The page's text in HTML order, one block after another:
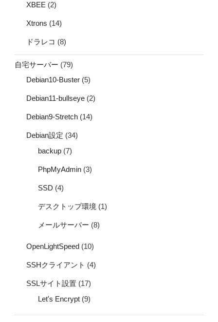
XBEE (2)
Xtrons (14)
ドラレコ (8)
自宅サーバー (79)
Debian10-Buster (5)
Debian11-bullseye (2)
Debian9-Stretch (14)
Debian設定 (34)
backup (7)
PhpMyAdmin (3)
SSD (4)
デスクトップ環境 (1)
メールサーバー (8)
OpenLightSpeed (10)
SSHクライアント (4)
SSLサイト設置 (17)
Let's Encrypt (9)